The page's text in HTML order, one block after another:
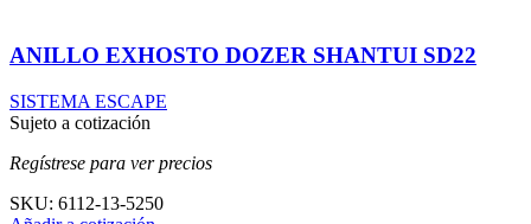
ANILLO EXHOSTO DOZER SHANTUI SD22
SISTEMA ESCAPE
Sujeto a cotización
Regístrese para ver precios
SKU: 6112-13-5250